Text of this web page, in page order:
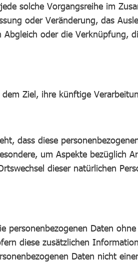
solche Vorgangsreihe im
oder Veränderung, das
oder die Verknüpfung,
Ziel, ihre künftige
dass diese
um Aspekte bezüglich
dieser natürlichen
personenbezogenen Daten
diese zusätzlichen
Daten nicht